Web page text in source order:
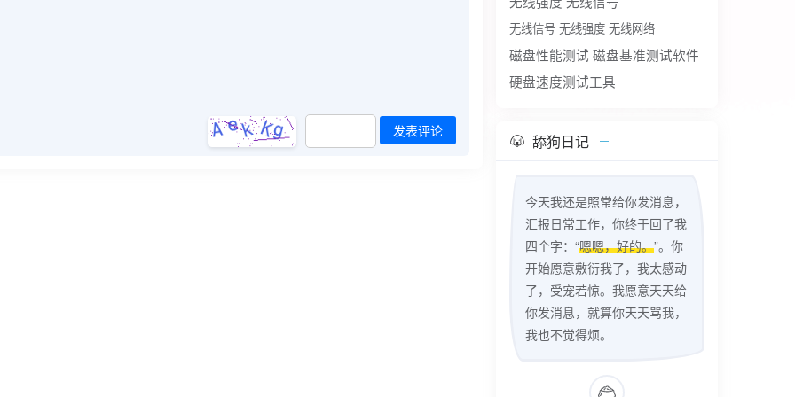
发表评论
无线信号 无线强度 无线网络
磁盘性能测试 磁盘基准测试软件
硬盘速度测试工具
舔狗日记
今天我还是照常给你发消息，
汇报日常工作，你终于回了我
四个字：“嗯嗯，好的。”。你
开始愿意敷衍我了，我太感动
了，受宠若惊。我愿意天天给
你发消息，就算你天天骂我，
我也不觉得烦。